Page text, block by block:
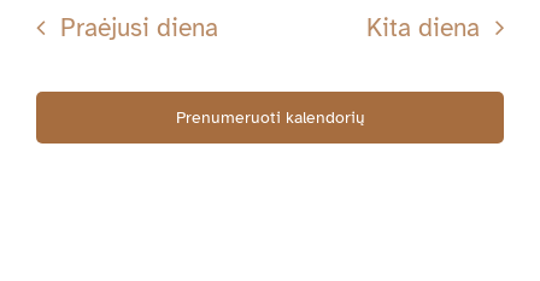
06-
08
and
Views
Praėjusi diena Kita diena
Prenumeruoti kalendorių